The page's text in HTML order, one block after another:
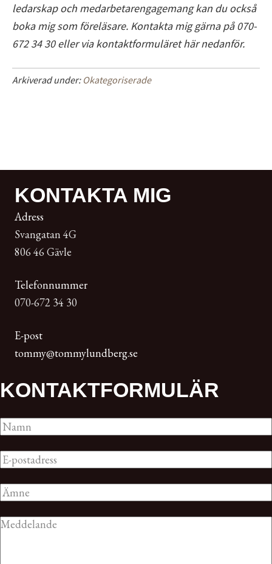
ledarskap och medarbetarengagemang kan du också
boka mig som föreläsare. Kontakta mig gärna på 070-
672 34 30 eller via kontaktformuläret här nedanför.
Arkiverad under: Okategoriserade
KONTAKTA MIG
Adress
Svangatan 4G
806 46 Gävle
Telefonnummer
070-672 34 30
E-post
tommy@tommylundberg.se
KONTAKT­FORMULÄR